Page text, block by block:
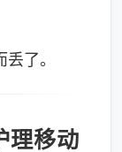
了。
理移动